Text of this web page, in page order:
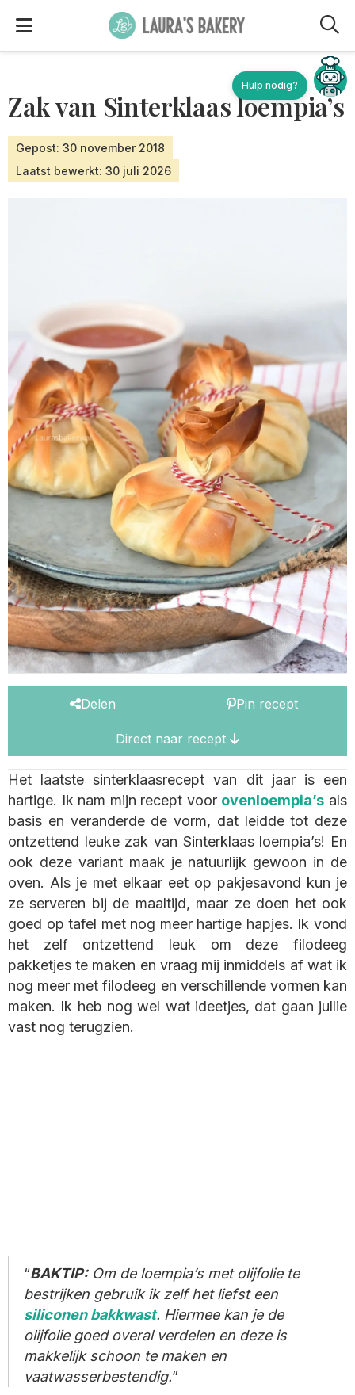
Zak van Sinterklaas loempia’s
Gepost: 30 november 2018
Laatst bewerkt: 30 juli 2026
Delen Pin recept
Direct naar recept
Het laatste sinterklaasrecept van dit jaar is een
hartige. Ik nam mijn recept voor ovenloempia’s als
basis en veranderde de vorm, dat leidde tot deze
ontzettend leuke zak van Sinterklaas loempia’s! En
ook deze variant maak je natuurlijk gewoon in de
oven. Als je met elkaar eet op pakjesavond kun je
ze serveren bij de maaltijd, maar ze doen het ook
goed op tafel met nog meer hartige hapjes. Ik vond
het zelf ontzettend leuk om deze filodeeg
pakketjes te maken en vraag mij inmiddels af wat ik
nog meer met filodeeg en verschillende vormen kan
maken. Ik heb nog wel wat ideetjes, dat gaan jullie
vast nog terugzien.
BAKTIP:Om de loempia’s met olijfolie te
bestrijken gebruik ik zelf het liefst een
siliconen bakkwast. Hiermee kan je de
olijfolie goed overal verdelen en deze is
makkelijk schoon te maken en
vaatwasserbestendig.